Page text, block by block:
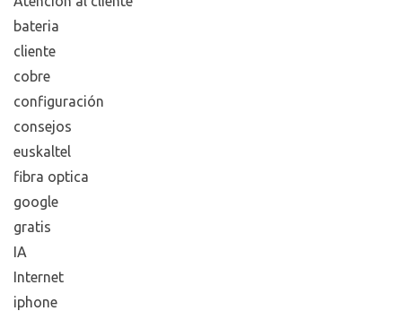
bateria
cliente
cobre
configuración
consejos
euskaltel
fibra optica
google
gratis
IA
Internet
iphone